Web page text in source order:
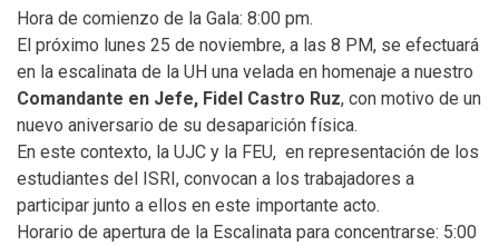
Hora de comienzo de la Gala: 8:00 pm.
El próximo lunes 25 de noviembre, a las 8 PM, se efectuará
en la escalinata de la UH una velada en homenaje a nuestro
Comandante en Jefe, Fidel Castro Ruz, con motivo de un
nuevo aniversario de su desaparición física.
En este contexto, la UJC y la FEU, en representación de los
estudiantes del ISRI, convocan a los trabajadores a
participar junto a ellos en este importante acto.
Horario de apertura de la Escalinata para concentrarse: 5:00